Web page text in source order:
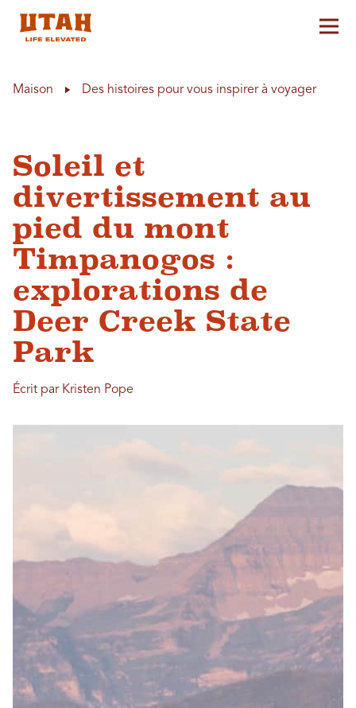
Maison Des histoires pour vous inspirer à voyager
Soleil et
divertissement au
pied du mont
Timpanogos :
explorations de
Deer Creek State
Park
Écrit par Kristen Pope